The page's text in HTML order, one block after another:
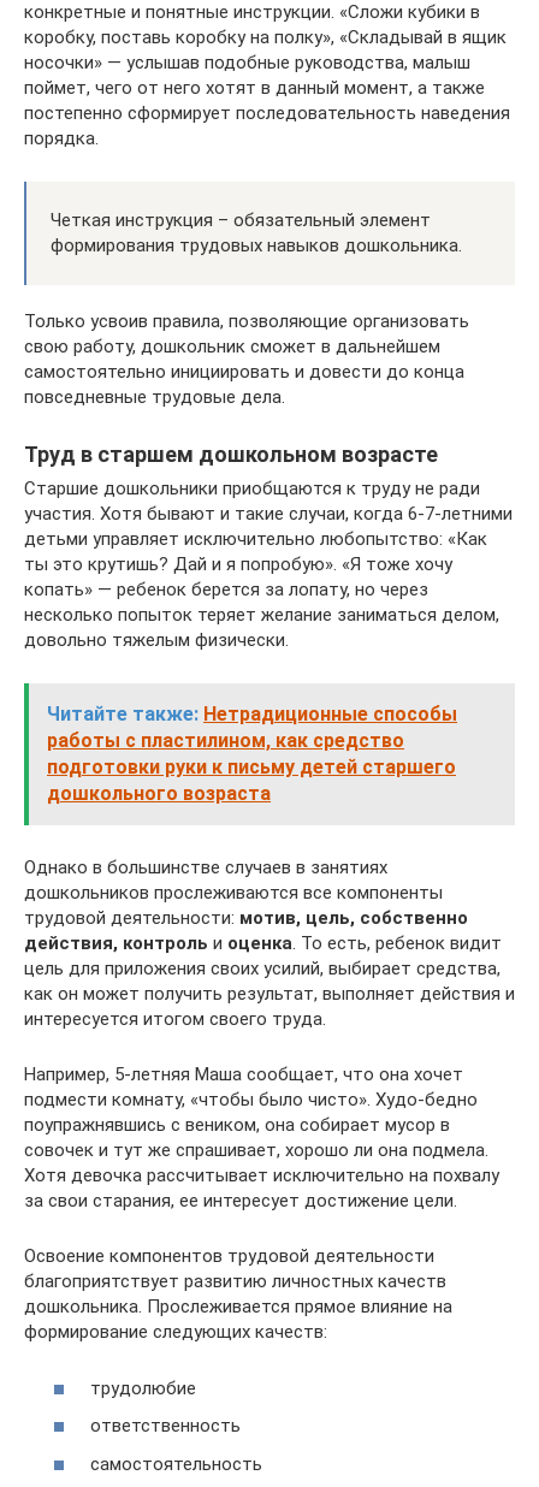
конкретные и понятные инструкции. «Сложи кубики в
коробку, поставь коробку на полку», «Складывай в ящик
носочки» — услышав подобные руководства, малыш
поймет, чего от него хотят в данный момент, а также
постепенно сформирует последовательность наведения
порядка.
Четкая инструкция – обязательный элемент
формирования трудовых навыков дошкольника.
Только усвоив правила, позволяющие организовать
свою работу, дошкольник сможет в дальнейшем
самостоятельно инициировать и довести до конца
повседневные трудовые дела.
Труд в старшем дошкольном возрасте
Старшие дошкольники приобщаются к труду не ради
участия. Хотя бывают и такие случаи, когда 6-7-летними
детьми управляет исключительно любопытство: «Как
ты это крутишь? Дай и я попробую». «Я тоже хочу
копать» — ребенок берется за лопату, но через
несколько попыток теряет желание заниматься делом,
довольно тяжелым физически.
Читайте также: Нетрадиционные способы
работы с пластилином, как средство
подготовки руки к письму детей старшего
дошкольного возраста
Однако в большинстве случаев в занятиях
дошкольников прослеживаются все компоненты
трудовой деятельности: мотив, цель, собственно
действия, контроль и оценка. То есть, ребенок видит
цель для приложения своих усилий, выбирает средства,
как он может получить результат, выполняет действия и
интересуется итогом своего труда.
Например, 5-летняя Маша сообщает, что она хочет
подмести комнату, «чтобы было чисто». Худо-бедно
поупражнявшись с веником, она собирает мусор в
совочек и тут же спрашивает, хорошо ли она подмела.
Хотя девочка рассчитывает исключительно на похвалу
за свои старания, ее интересует достижение цели.
Освоение компонентов трудовой деятельности
благоприятствует развитию личностных качеств
дошкольника. Прослеживается прямое влияние на
формирование следующих качеств:
трудолюбие
ответственность
самостоятельность